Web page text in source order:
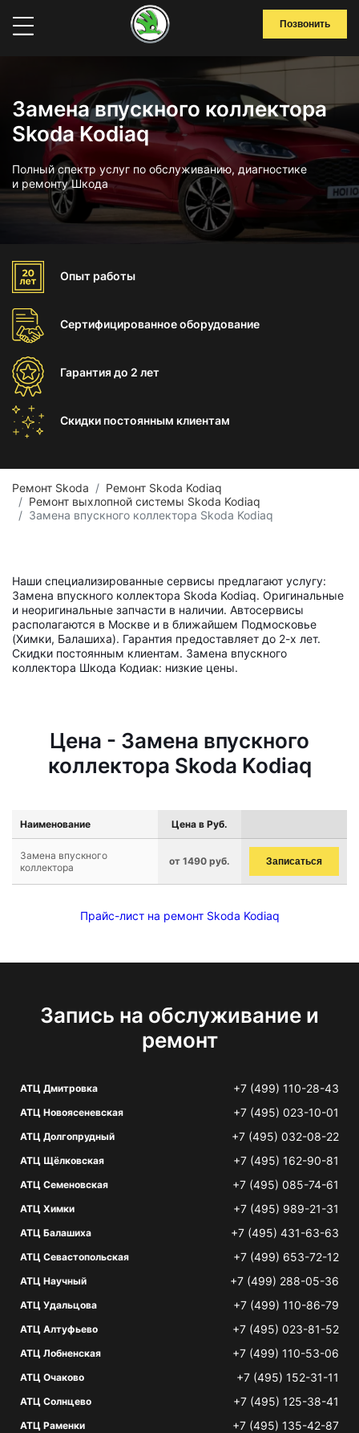
Позвонить
Замена впускного коллектора
Skoda Kodiaq
Полный спектр услуг по обслуживанию, диагностике
и ремонту Шкода
Опыт работы
Сертифицированноеоборудование
Гарантиядо 2 лет
Скидки постоянным клиентам
Ремонт Skoda
Ремонт Skoda Kodiaq
Ремонт выхлопной системы Skoda Kodiaq
Замена впускного коллектора Skoda Kodiaq
Наши специализированные сервисы предлагают услугу:
Замена впускного коллектора Skoda Kodiaq. Оригинальные
и неоригинальные запчасти в наличии. Автосервисы
располагаются в Москве и в ближайшем Подмосковье
(Химки, Балашиха). Гарантия предоставляет до 2-х лет.
Скидки постоянным клиентам. Замена впускного
коллектора Шкода Кодиак: низкие цены.
Цена - Замена впускного
коллектора Skoda Kodiaq
Наименование Цена в Руб.
Замена впускного
коллектора
от 1490 руб. Записаться
Прайс-лист на ремонт Skoda Kodiaq
Запись на обслуживание и
ремонт
АТЦ Дмитровка +7 (499) 110-28-43
АТЦ Новоясеневская +7 (495) 023-10-01
АТЦ Долгопрудный +7 (495) 032-08-22
АТЦ Щёлковская +7 (495) 162-90-81
АТЦ Семеновская +7 (495) 085-74-61
АТЦ Химки +7 (495) 989-21-31
АТЦ Балашиха +7 (495) 431-63-63
АТЦ Севастопольская +7 (499) 653-72-12
АТЦ Научный +7 (499) 288-05-36
АТЦ Удальцова +7 (499) 110-86-79
АТЦ Алтуфьево +7 (495) 023-81-52
АТЦ Лобненская +7 (499) 110-53-06
АТЦ Очаково +7 (495) 152-31-11
АТЦ Солнцево +7 (495) 125-38-41
АТЦ Раменки +7 (495) 135-42-87